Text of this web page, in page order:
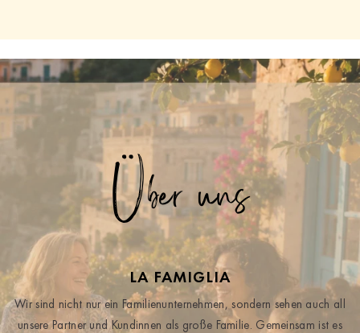
Über uns
LA FAMIGLIA
Wir sind nicht nur ein Familienunternehmen, sondern sehen auch all
unsere Partner und Kundinnen als große Familie. Gemeinsam ist es